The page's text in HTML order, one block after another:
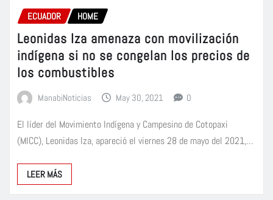
ECUADOR HOME
Leonidas Iza amenaza con movilización
indígena si no se congelan los precios de
los combustibles
ManabiNoticias May 30, 2021 0
El líder del Movimiento Indígena y Campesino de Cotopaxi
(MICC), Leonidas Iza, apareció el viernes 28 de mayo del 2021,…
LEER MÁS